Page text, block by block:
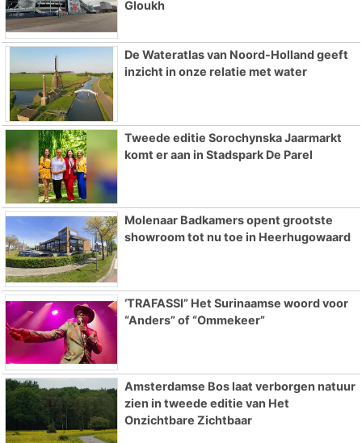
Gloukh
De Wateratlas van Noord-Holland geeft
inzicht in onze relatie met water
Tweede editie Sorochynska Jaarmarkt
komt er aan in Stadspark De Parel
Molenaar Badkamers opent grootste
showroom tot nu toe in Heerhugowaard
‘TRAFASSI” Het Surinaamse woord voor
“Anders” of “Ommekeer”
Amsterdamse Bos laat verborgen natuur
zien in tweede editie van Het
Onzichtbare Zichtbaar